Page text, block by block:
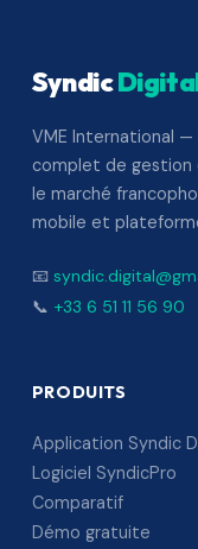
Syndic
VME International
complet de
le marché
mobile et
📧
📞 +33 6 51 11 56 90
PRODUITS
Application Syndic
Logiciel SyndicPro
Comparatif
Démo gratuite